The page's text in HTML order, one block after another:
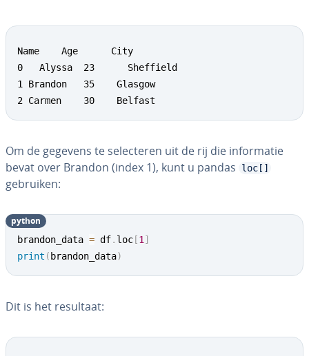
Name  	Age      City
0   Alyssa  23	 	Sheffield
1 Brandon  	35    Glasgow
2 Carmen    30    Belfast
Om de gegevens te se­lec­te­ren uit de rij die in­for­ma­tie
bevat over Brandon (index 1), kunt u pandas
loc[]
gebruiken:
brandon_data = df. loc [1 ]
print ( brandon_data)
python
Dit is het resultaat: